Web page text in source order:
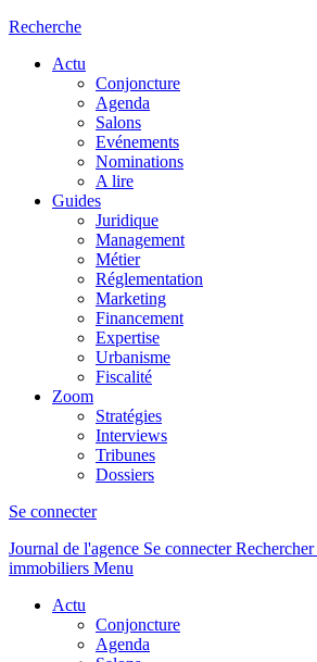
Recherche
Actu
Conjoncture
Agenda
Salons
Evénements
Nominations
A lire
Guides
Juridique
Management
Métier
Réglementation
Marketing
Financement
Expertise
Urbanisme
Fiscalité
Zoom
Stratégies
Interviews
Tribunes
Dossiers
Se connecter
Journal de l'agence Se connecterRechercher
immobiliers Menu
Actu
Conjoncture
Agenda